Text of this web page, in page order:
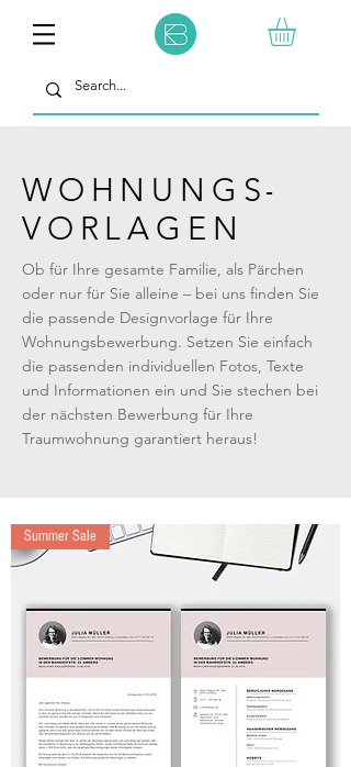
WOHNUNGS-
VORLAGEN
Ob für Ihre gesamte Familie, als Pärchen
oder nur für Sie alleine – bei uns finden Sie
die passende Designvorlage für Ihre
Wohnungsbewerbung. Setzen Sie einfach
die passenden individuellen Fotos, Texte
und Informationen ein und Sie stechen bei
der nächsten Bewerbung für Ihre
Traumwohnung garantiert heraus!
Summer Sale